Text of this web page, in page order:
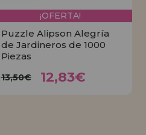
¡OFERTA!
Puzzle Alipson Alegría
de Jardineros de 1000
Piezas
13,50€ 12,83€